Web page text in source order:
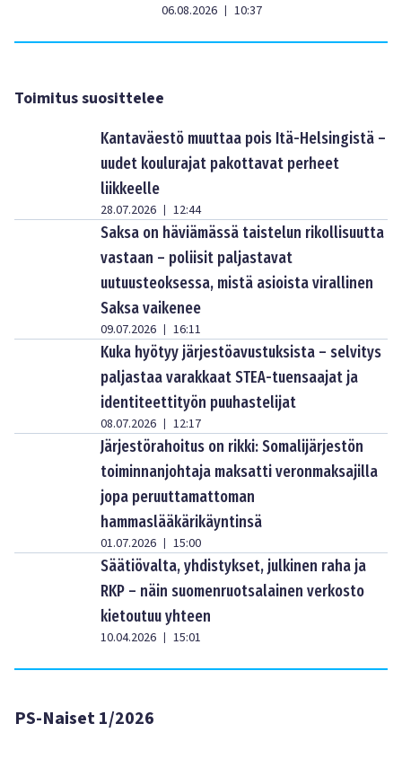
06.08.2026 | 10:37
Toimitus suosittelee
Kantaväestö muuttaa pois Itä-Helsingistä –
uudet koulurajat pakottavat perheet
liikkeelle
28.07.2026 | 12:44
Saksa on häviämässä taistelun rikollisuutta
vastaan – poliisit paljastavat
uutuusteoksessa, mistä asioista virallinen
Saksa vaikenee
09.07.2026 | 16:11
Kuka hyötyy järjestöavustuksista – selvitys
paljastaa varakkaat STEA-tuensaajat ja
identiteettityön puuhastelijat
08.07.2026 | 12:17
Järjestörahoitus on rikki: Somalijärjestön
toiminnanjohtaja maksatti veronmaksajilla
jopa peruuttamattoman
hammaslääkärikäyntinsä
01.07.2026 | 15:00
Säätiövalta, yhdistykset, julkinen raha ja
RKP – näin suomenruotsalainen verkosto
kietoutuu yhteen
10.04.2026 | 15:01
PS-Naiset 1/2026